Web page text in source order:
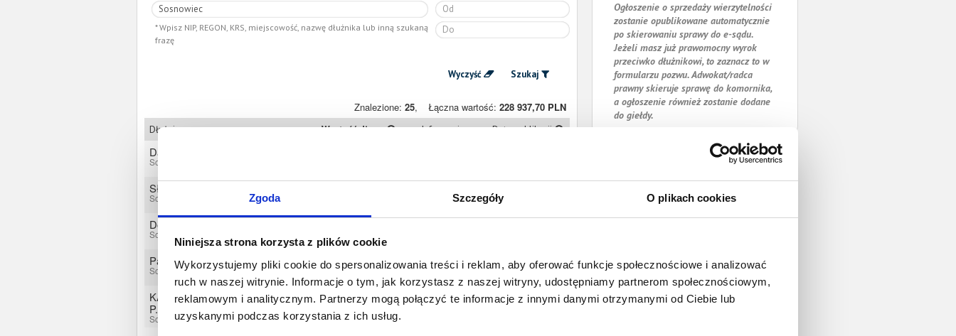
Zgoda Szczegóły O plikach cookies
Niniejsza strona korzysta z plików cookie
Wykorzystujemy pliki cookie do spersonalizowania treści i reklam, aby oferować funkcje społecznościowe i analizować
ruch w naszej witrynie. Informacje o tym, jak korzystasz z naszej witryny, udostępniamy partnerom społecznościowym,
reklamowym i analitycznym. Partnerzy mogą połączyć te informacje z innymi danymi otrzymanymi od Ciebie lub
uzyskanymi podczas korzystania z ich usług.
Wpisz NIP, REGON, KRS, miejscowość, nazwę dłużnika lub inną szukaną
frazę
Wyczyść Szukaj
Znalezione: 25, Łączna wartość: 228 937,70 PLN
Dłużnicy Wartość długu Informacje Data publikacji
Dariusz Kwiatkowski
Sosnowiec, Śląskie
Sławomir Kowal
Sosnowiec, Śląskie
nakaz zapłaty
Dominika Morawa
Sosnowiec, Śląskie
Paweł Łączny
Sosnowiec, Śląskie
1 579,42 PLN
Prawomocny
9 lipca 2016
KAŹMIERCZAK ŁUKASZ
P.P.H.U."COMPLEXBUD"
Sosnowiec, Śląskie
874,29 PLN
Prawomocny
9 lipca 2016
Ogłoszenie o sprzedaży wierzytelności
zostanie opublikowane automatycznie
po skierowaniu sprawy do e-sądu.
Jeżeli masz już prawomocny wyrok
przeciwko dłużnikowi, to zaznacz to w
formularzu pozwu. Adwokat/radca
prawny skieruje sprawę do komornika,
a ogłoszenie również zostanie dodane
do giełdy.